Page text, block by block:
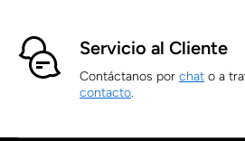
Servicio al Cliente
Contáctanos por chat o a
contacto.